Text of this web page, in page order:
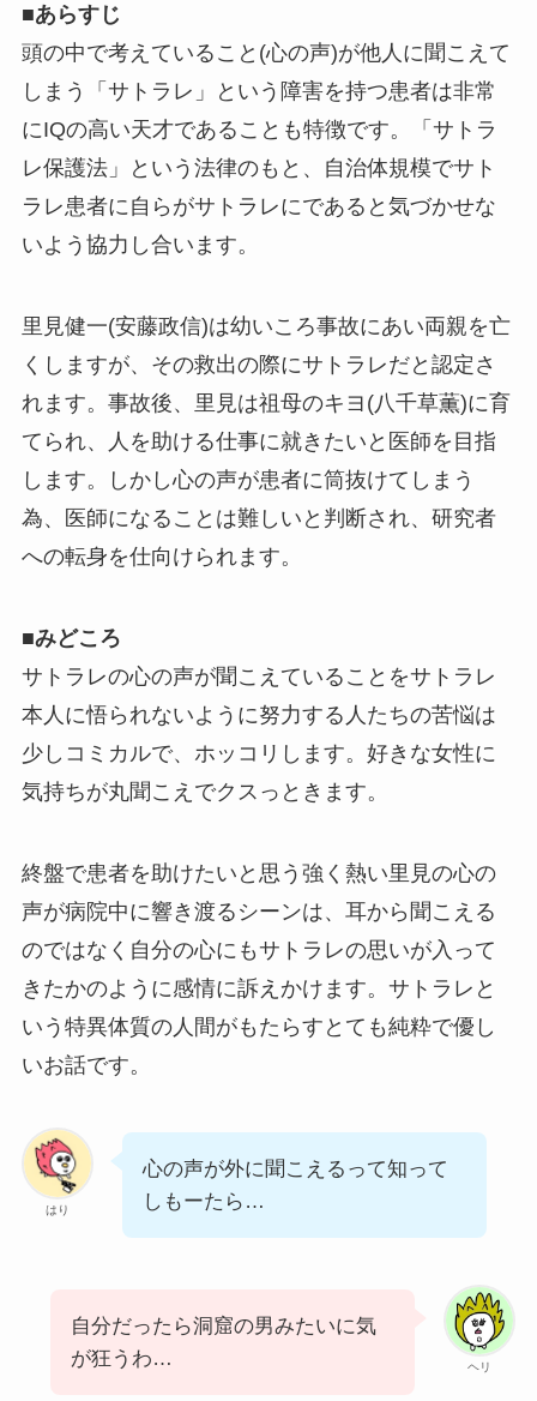
■あらすじ
頭の中で考えていること(心の声)が他人に聞こえて
しまう「サトラレ」という障害を持つ患者は非常
にIQの高い天才であることも特徴です。「サトラ
レ保護法」という法律のもと、自治体規模でサト
ラレ患者に自らがサトラレにであると気づかせな
いよう協力し合います。
里見健一(安藤政信)は幼いころ事故にあい両親を亡
くしますが、その救出の際にサトラレだと認定さ
れます。事故後、里見は祖母のキヨ(八千草薫)に育
てられ、人を助ける仕事に就きたいと医師を目指
します。しかし心の声が患者に筒抜けてしまう
為、医師になることは難しいと判断され、研究者
への転身を仕向けられます。
■みどころ
サトラレの心の声が聞こえていることをサトラレ
本人に悟られないように努力する人たちの苦悩は
少しコミカルで、ホッコリします。好きな女性に
気持ちが丸聞こえでクスっときます。
終盤で患者を助けたいと思う強く熱い里見の心の
声が病院中に響き渡るシーンは、耳から聞こえる
のではなく自分の心にもサトラレの思いが入って
きたかのように感情に訴えかけます。サトラレと
いう特異体質の人間がもたらすとても純粋で優し
いお話です。
はり
心の声が外に聞こえるって知って
しもーたら…
ヘリ
自分だったら洞窟の男みたいに気
が狂うわ…